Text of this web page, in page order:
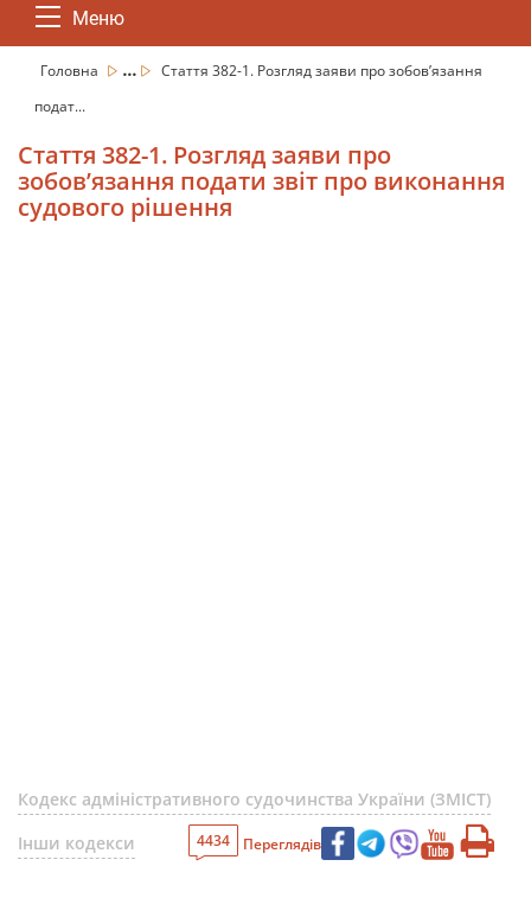
Меню
Головна ...
Стаття 382-1. Розгляд заяви про зобов’язання
подат...
Стаття 382-1. Розгляд заяви про
зобов’язання подати звіт про виконання
судового рішення
Кодекс адміністративного судочинства України (ЗМІСТ)
Інши кодекси
4434 Переглядів